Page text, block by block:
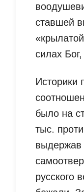
ставшей
силах
Историки
было на
тыс.
выдержав
русского